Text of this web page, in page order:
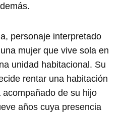
personaje interpretado
mujer que vive sola en
unidad habitacional. Su
rentar una habitación
de su hijo
años cuya presencia